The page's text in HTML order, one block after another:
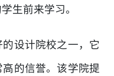
生前来学习。
设计院校之一，它
的信誉。该学院提